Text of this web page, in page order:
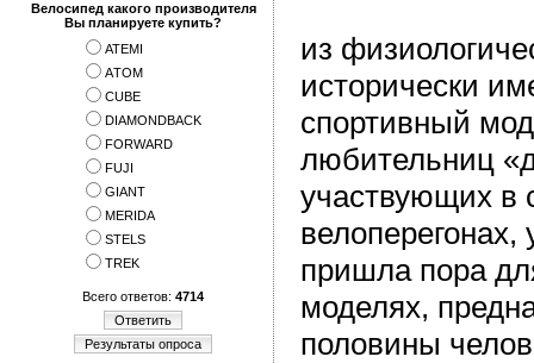
Велосипед какого производителя
Вы планируете купить?
ATEMI
АTOM
CUBE
DIAMONDBACK
FORWARD
FUJI
GIANT
MERIDA
STELS
TREK
Всего ответов: 4714
Ответить
Результаты опроса
из
исторически
спортивный
любительниц
участвующих в
пришла пора
моделях,
половины